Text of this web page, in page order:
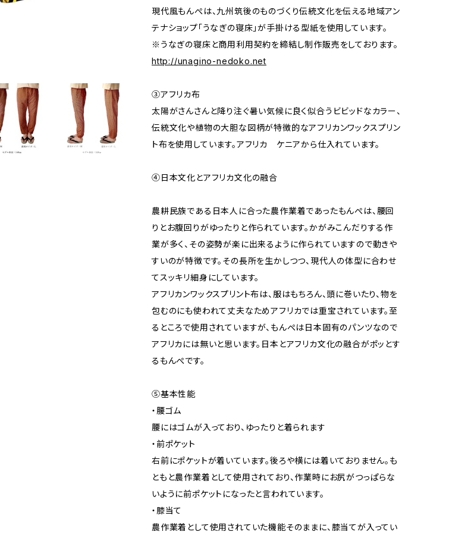
現代風もんぺは、九州筑後のものづくり伝統文化を伝える地域アン
テナショップ「うなぎの寝床」が手掛ける型紙を使用しています。
※うなぎの寝床と商用利用契約を締結し制作販売をしております。
http://unagino-nedoko.net
③アフリカ布
太陽がさんさんと降り注ぐ暑い気候に良く似合うビビッドなカラー、
伝統文化や植物の大胆な図柄が特徴的なアフリカンワックスプリン
ト布を使用しています。アフリカ ケニアから仕入れています。
④日本文化とアフリカ文化の融合
農耕民族である日本人に合った農作業着であったもんぺは、腰回
りとお腹回りがゆったりと作られています。かがみこんだりする作
業が多く、その姿勢が楽に出来るように作られていますので動きや
すいのが特徴です。その長所を生かしつつ、現代人の体型に合わせ
てスッキリ細身にしています。
アフリカンワックスプリント布は、服はもちろん、頭に巻いたり、物を
包むのにも使われて丈夫なためアフリカでは重宝されています。至
るところで使用されていますが、もんぺは日本固有のパンツなので
アフリカには無いと思います。日本とアフリカ文化の融合がポッとす
るもんぺです。
⑤基本性能
・腰ゴム
腰にはゴムが入っており、ゆったりと着られます
・前ポケット
右前にポケットが着いています。後ろや横には着いておりません。も
ともと農作業着として使用されており、作業時にお尻がつっぱらな
いように前ポケットになったと言われています。
・膝当て
農作業着として使用されていた機能そのままに、膝当てが入ってい